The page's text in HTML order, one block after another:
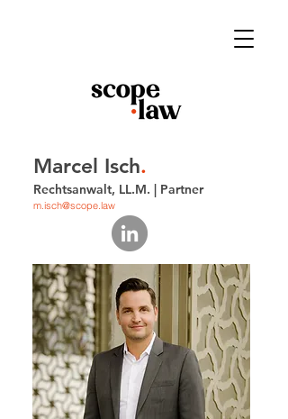
Marcel Isch.
Rechtsanwalt, LL.M. | Partner
m.isch@scope.law